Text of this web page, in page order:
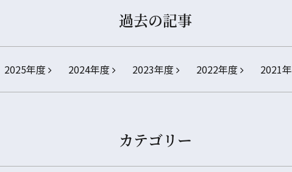
過去の記事
2025年度 2024年度 2023年度 2022年度 2021
カテゴリー